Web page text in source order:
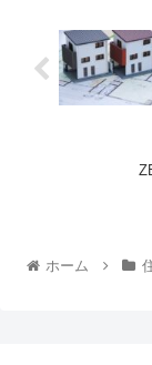
ホーム